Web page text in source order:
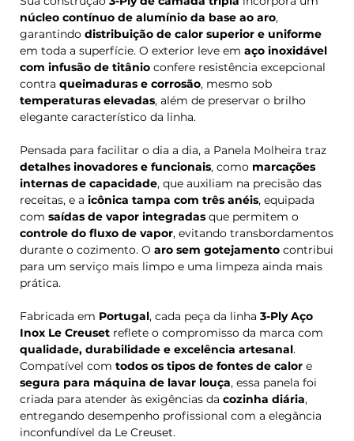
núcleo contínuo de alumínio da base ao aro,
garantindo distribuição de calor superior e uniforme
em toda a superfície. O exterior leve em aço inoxidável
com infusão de titânioconfere resistência excepcional
contra queimaduras e corrosão, mesmo sob
temperaturas elevadas, além de preservar o brilho
elegante característico da linha.
Pensada para facilitar o dia a dia, a Panela Molheira traz
detalhes inovadores e funcionais, como marcações
internas de capacidade, que auxiliam na precisão das
receitas, e a icônica tampa com três anéis, equipada
com saídas de vapor integradasque permitem o
controle do fluxo de vapor, evitando transbordamentos
durante o cozimento. O aro sem gotejamentocontribui
para um serviço mais limpo e uma limpeza ainda mais
prática.
Fabricada em Portugal, cada peça da linha 3-Ply Aço
Inox Le Creusetreflete o compromisso da marca com
qualidade, durabilidade e excelência artesanal.
Compatível com todos os tipos de fontes de calore
segura para máquina de lavar louça, essa panela foi
criada para atender às exigências da cozinha diária,
entregando desempenho profissional com a elegância
inconfundível da Le Creuset.